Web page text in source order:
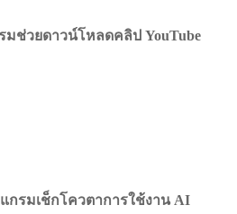
มช่วยดาวน์โหลดคลิป YouTube
แกรมเช็กโควตาการใช้งาน AI